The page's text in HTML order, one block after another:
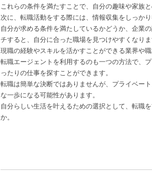
これらの条件を満たすことで、自分の趣味や家族
次に、転職活動をする際には、情報収集をしっかり
自分が求める条件を満たしているかどうか、企業
チすると、自分に合った職場を見つけやすくなりま
現職の経験やスキルを活かすことができる業界や職
転職エージェントを利用するのも一つの方法で、
ったりの仕事を探すことができます。
転職は簡単な決断ではありませんが、プライベー
な一歩になる可能性があります。
自分らしい生活を叶えるための選択として、転職
か。